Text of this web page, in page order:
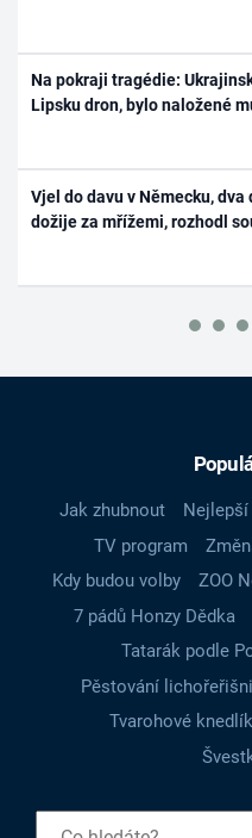
Na pokraji tragédie:
Lipsku dron, bylo naložené
Vjel do davu v Německu,
dožije za mřížemi, rozhodl
Jak zhubnout
TV program
Kdy budou volby
ZOO
7 pádů Honzy Dědka
Tatarák podle
Pěstování
Tvarohové